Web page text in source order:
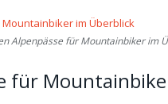
Alpenpässe für Mountainbiker im
für